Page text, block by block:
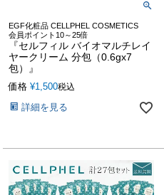
EGF化粧品 CELLPHEL COSMETICS
会員ポイント10～25倍
『セルフィル バイオマルチレイ
ヤークリーム 分包（0.6gx7
包）』
価格 ¥1,500税込
詳細を見る